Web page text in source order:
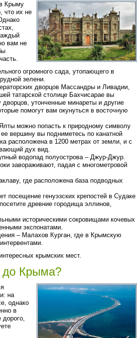
Крыму
что их не
вам не
огромного сада, утопающего в
зелени.
дворцов Массандры и Ливадии,
татарской столице Бахчисарае вы
дворцов, утонченные минареты и другие
помогут вам окунуться в восточную
можно попасть к природному символу
вершину вы подниметесь по канатной
расположена в 1200 метрах от земли, и с
дух вид.
водопад полуострова – Джур-Джур.
завораживают, падая с многометровой
где расположена база подводных
посещение генуэзских крепостей в Судаке
древние городища эллинов,
историческими сокровищами кочевых
экспонатами.
– Малахов Курган, где в Крымскую
крымских мест.
до Крыма?
на
однако
в
дорого,